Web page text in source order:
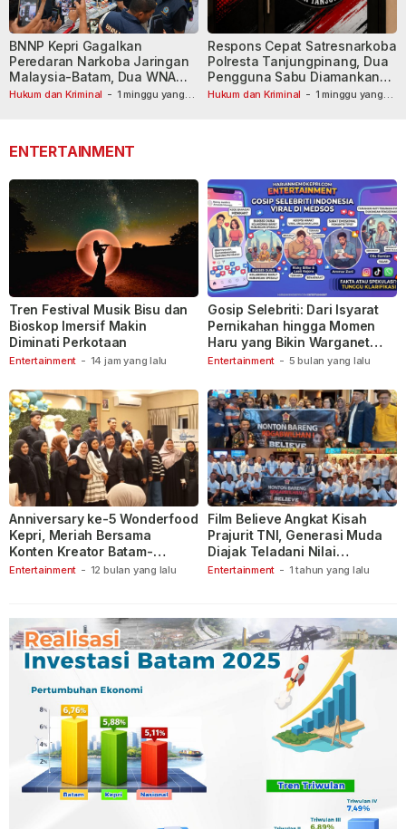
Hukum dan Kriminal - 1 minggu yang
BNNP Kepri Gagalkan
Peredaran Narkoba Jaringan
Malaysia-Batam, Dua WNA
Masih Diburu
Hukum dan Kriminal - 1 minggu yang
Respons Cepat Satresnarkoba
Polresta Tanjungpinang, Dua
Pengguna Sabu Diamankan
Usai Dilaporkan ke Call Center
ENTERTAINMENT
Entertainment - 14 jam yang lalu
Tren Festival Musik Bisu dan
Bioskop Imersif Makin
Diminati Perkotaan
Entertainment - 5 bulan yang lalu
Gosip Selebriti: Dari Isyarat
Pernikahan hingga Momen
Haru yang Bikin Warganet
Berspekulasi
Entertainment - 12 bulan yang lalu
Anniversary ke-5 Wonderfood
Kepri, Meriah Bersama
Konten Kreator Batam-
Tanjungpinang
Entertainment - 1 tahun yang lalu
Film Believe Angkat Kisah
Prajurit TNI, Generasi Muda
Diajak Teladani Nilai
Keberanian